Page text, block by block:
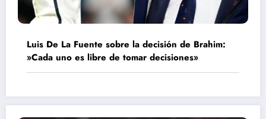
Luis De La Fuente sobre la decisión de Brahim:
»Cada uno es libre de tomar decisiones»